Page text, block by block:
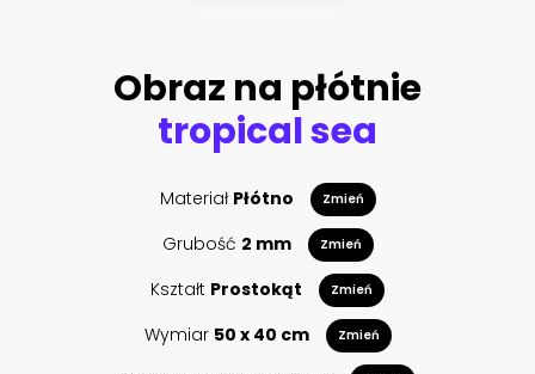
Obraz na płótnie
tropical sea
Materiał Płótno Zmień
Grubość 2 mm Zmień
Kształt Prostokąt Zmień
Wymiar 50 x 40 cm Zmień